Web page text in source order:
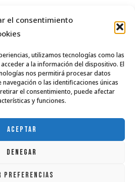
el consentimiento
utilizamos tecnologías como las
a la información del dispositivo. El
nos permitirá procesar datos
o las identificaciones únicas
el consentimiento, puede afectar
y funciones.
ACEPTAR
DENEGAR
PREFERENCIAS
Legal Notice
condiciones de venta
de cookies (UE)
963 55 04 92